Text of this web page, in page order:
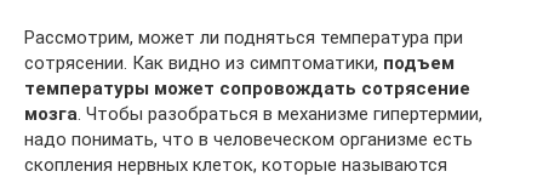
Рассмотрим, может ли подняться температура при
сотрясении. Как видно из симптоматики, подъем
температуры может сопровождать сотрясение
мозга . Чтобы разобраться в механизме гипертермии,
надо понимать, что в человеческом организме есть
скопления нервных клеток, которые называются